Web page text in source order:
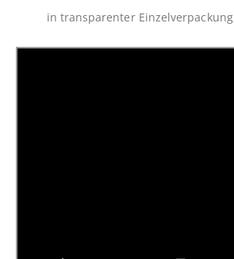
in transparenter Einzelverpackung